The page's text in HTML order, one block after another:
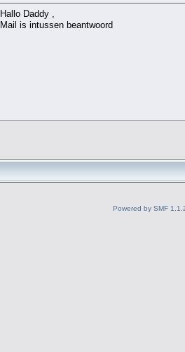
Hallo Daddy ,
Mail is intussen beantwoord
Powered by SMF